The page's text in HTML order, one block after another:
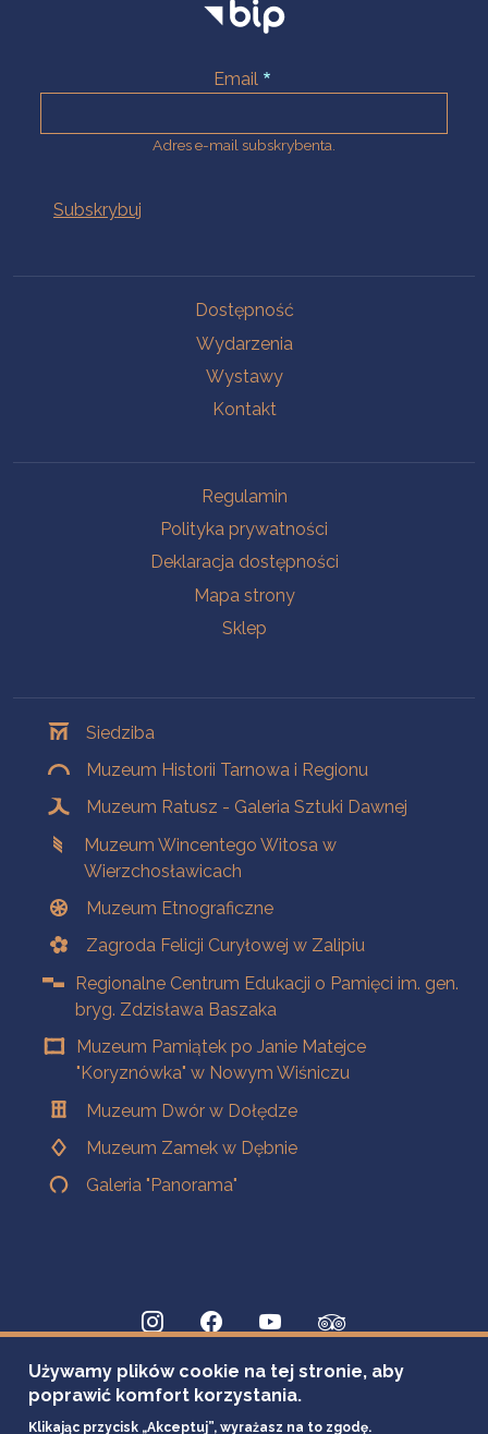
Email
Adres e-mail subskrybenta.
Dostępność
Wydarzenia
Wystawy
Kontakt
Regulamin
Polityka prywatności
Deklaracja dostępności
Mapa strony
Sklep
Siedziba
Muzeum Historii Tarnowa i Regionu
Muzeum Ratusz - Galeria Sztuki Dawnej
Muzeum Wincentego Witosa w
Wierzchosławicach
Muzeum Etnograficzne
Zagroda Felicji Curyłowej w Zalipiu
Regionalne Centrum Edukacji o Pamięci im. gen.
bryg. Zdzisława Baszaka
Muzeum Pamiątek po Janie Matejce
"Koryznówka" w Nowym Wiśniczu
Muzeum Dwór w Dołędze
Muzeum Zamek w Dębnie
Galeria "Panorama"
Używamy plików cookie na tej stronie, aby
poprawić komfort korzystania.
Klikając przycisk „Akceptuj”, wyrażasz na to zgodę.